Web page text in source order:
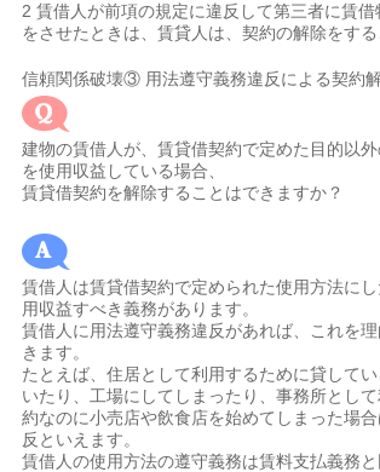
2 賃借人が前項の規定に違反して第三者に賃
をさせたときは、賃貸人は、契約の解除をする
信頼関係破壊③ 用法遵守義務違反による契約
建物の賃借人が、賃貸借契約で定めた目的以
を使用収益している場合、
賃貸借契約を解除することはできますか？
賃借人は賃貸借契約で定められた使用方法に
用収益すべき義務があります。
賃借人に用法遵守義務違反があれば、これを
きます。
たとえば、住居として利用するために貸して
いたり、工場にしてしまったり、事務所とし
約なのに小売店や飲食店を始めてしまった場
反といえます。
賃借人の使用方法の遵守義務は賃料支払義務